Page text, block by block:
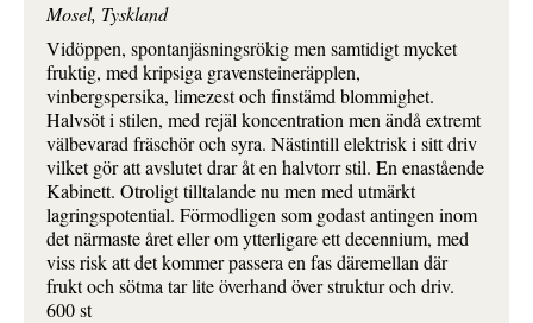
Mosel, Tyskland
Vidöppen, spontanjäsningsrökig men samtidigt mycket
fruktig, med kripsiga gravensteineräpplen,
vinbergspersika, limezest och finstämd blommighet.
Halvsöt i stilen, med rejäl koncentration men ändå extremt
välbevarad fräschör och syra. Nästintill elektrisk i sitt driv
vilket gör att avslutet drar åt en halvtorr stil. En enastående
Kabinett. Otroligt tilltalande nu men med utmärkt
lagringspotential. Förmodligen som godast antingen inom
det närmaste året eller om ytterligare ett decennium, med
viss risk att det kommer passera en fas däremellan där
frukt och sötma tar lite överhand över struktur och driv.
600 st